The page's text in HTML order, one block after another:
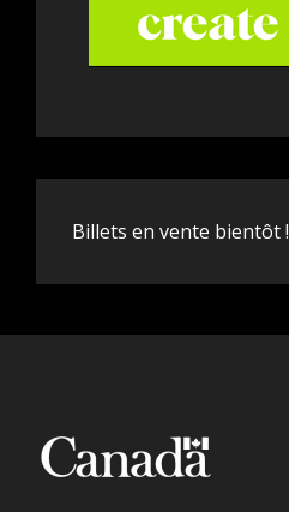
Billets en vente bientôt !